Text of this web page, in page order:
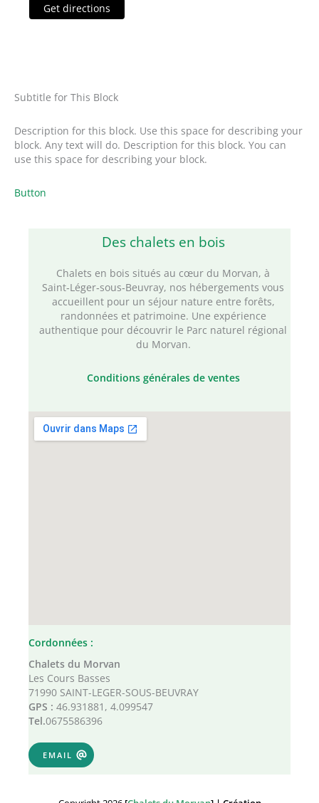
Get directions
Subtitle for This Block
Description for this block. Use this space for describing your
block. Any text will do. Description for this block. You can
use this space for describing your block.
Button
Des chalets en bois
Chalets en bois situés au cœur du Morvan, à
Saint‑Léger‑sous‑Beuvray, nos hébergements vous
accueillent pour un séjour nature entre forêts,
randonnées et patrimoine. Une expérience
authentique pour découvrir le Parc naturel régional
du Morvan.
Conditions générales de ventes
Cordonnées :
Chalets du Morvan
Les Cours Basses
71990 SAINT-LEGER-SOUS-BEUVRAY
GPS : 46.931881, 4.099547
Tel.0675586396
EMAIL